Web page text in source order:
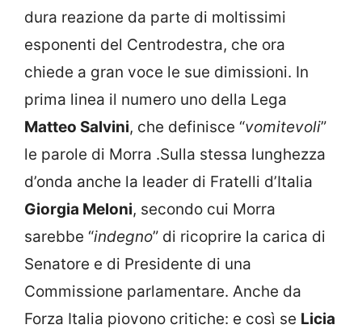
dura reazione da parte di moltissimi
esponenti del Centrodestra, che ora
chiede a gran voce le sue dimissioni. In
prima linea il numero uno della Lega
Matteo Salvini, che definisce “vomitevoli”
le parole di Morra .Sulla stessa lunghezza
d’onda anche la leader di Fratelli d’Italia
Giorgia Meloni, secondo cui Morra
sarebbe “indegno” di ricoprire la carica di
Senatore e di Presidente di una
Commissione parlamentare. Anche da
Forza Italia piovono critiche: e così se Licia